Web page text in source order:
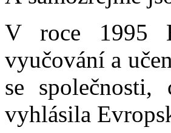
V roce 1995
vyučování a
se
vyhlásila